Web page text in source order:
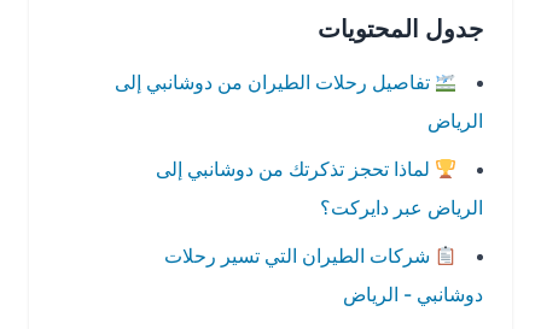
جدول المحتويات
تفاصيل رحلات الطيران من دوشانبي إلى
الرياض
لماذا تحجز تذكرتك من دوشانبي إلى
الرياض عبر دايركت؟
شركات الطيران التي تسير رحلات
دوشانبي - الرياض